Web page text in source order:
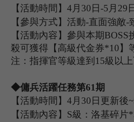
【活動時間】4 月 30日-5 月 29
【參與方式】 活動-直面強敵-
【活動內容】參與本期BOSS
殺可獲得【高級代金券*10】
注：指揮官等級達到 15級以
◆傭兵活躍任務第61期
【活動時間】4 月 30日更新後~
【活動內容】 S級：洛基碎片